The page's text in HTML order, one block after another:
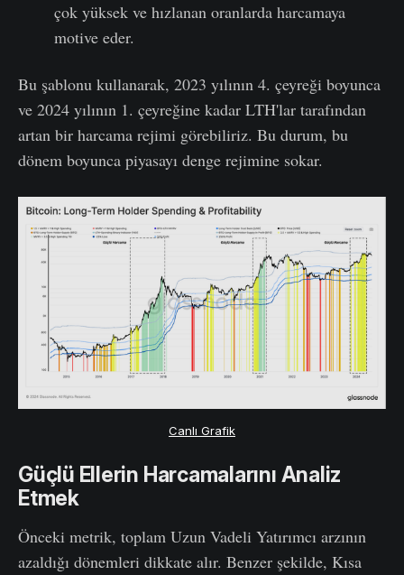
çok yüksek ve hızlanan oranlarda harcamaya
motive eder.
Bu şablonu kullanarak, 2023 yılının 4. çeyreği boyunca
ve 2024 yılının 1. çeyreğine kadar LTH'lar tarafından
artan bir harcama rejimi görebiliriz. Bu durum, bu
dönem boyunca piyasayı denge rejimine sokar.
Canlı Grafik
Güçlü Ellerin Harcamalarını Analiz
Etmek
Önceki metrik, toplam Uzun Vadeli Yatırımcı arzının
azaldığı dönemleri dikkate alır. Benzer şekilde, Kısa